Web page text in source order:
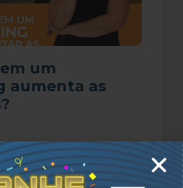
um
aumenta as
trabalhar em um Coworking
distrações? Muito
já imaginou que essa pode